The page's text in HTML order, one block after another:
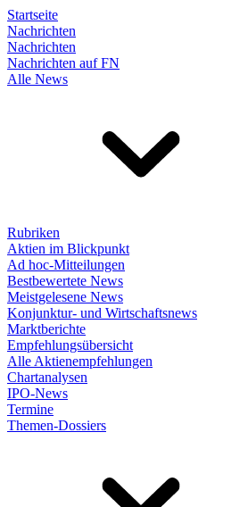
Startseite
Nachrichten
Nachrichten
Nachrichten auf FN
Alle News
Rubriken
Aktien im Blickpunkt
Ad hoc-Mitteilungen
Bestbewertete News
Meistgelesene News
Konjunktur- und Wirtschaftsnews
Marktberichte
Empfehlungsübersicht
Alle Aktienempfehlungen
Chartanalysen
IPO-News
Termine
Themen-Dossiers